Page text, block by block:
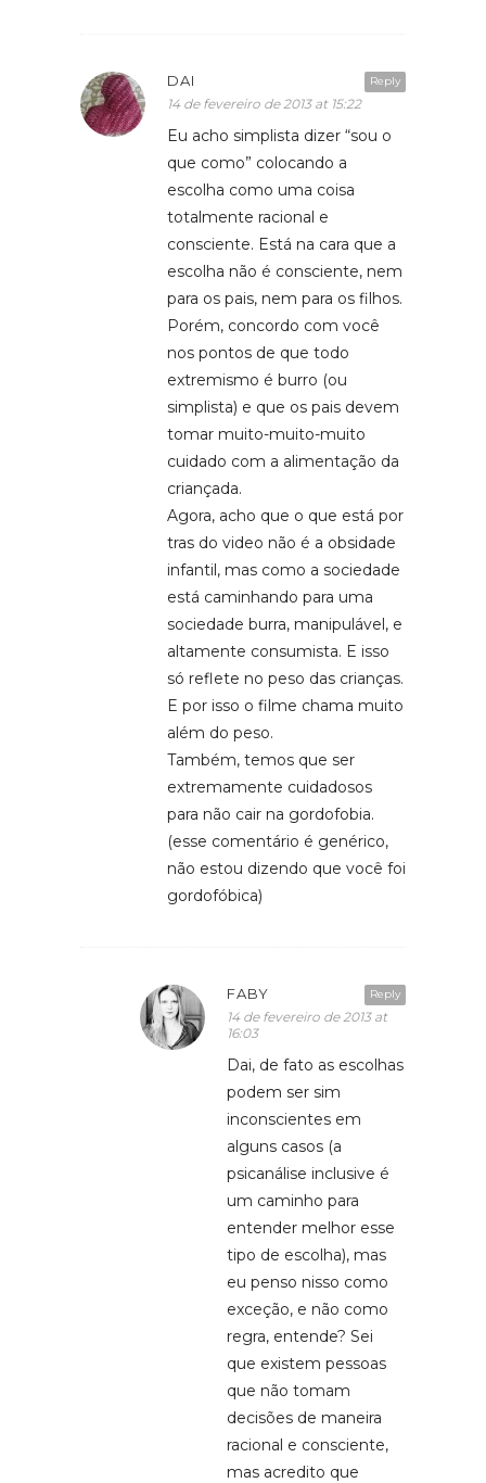
Reply
DAI
14 de fevereiro de 2013 at 15:22
Eu acho simplista dizer “sou o
que como” colocando a
escolha como uma coisa
totalmente racional e
consciente. Está na cara que a
escolha não é consciente, nem
para os pais, nem para os filhos.
Porém, concordo com você
nos pontos de que todo
extremismo é burro (ou
simplista) e que os pais devem
tomar muito-muito-muito
cuidado com a alimentação da
criançada.
Agora, acho que o que está por
tras do video não é a obsidade
infantil, mas como a sociedade
está caminhando para uma
sociedade burra, manipulável, e
altamente consumista. E isso
só reflete no peso das crianças.
E por isso o filme chama muito
além do peso.
Também, temos que ser
extremamente cuidadosos
para não cair na gordofobia.
(esse comentário é genérico,
não estou dizendo que você foi
gordofóbica)
Reply
FABY
14 de fevereiro de 2013 at
16:03
Dai, de fato as escolhas
podem ser sim
inconscientes em
alguns casos (a
psicanálise inclusive é
um caminho para
entender melhor esse
tipo de escolha), mas
eu penso nisso como
exceção, e não como
regra, entende? Sei
que existem pessoas
que não tomam
decisões de maneira
racional e consciente,
mas acredito que